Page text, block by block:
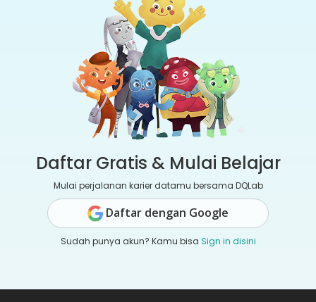
Daftar Gratis & Mulai Belajar
Mulai perjalanan karier datamu bersama DQLab
Daftar dengan Google
Sudah punya akun? Kamu bisa Sign in disini